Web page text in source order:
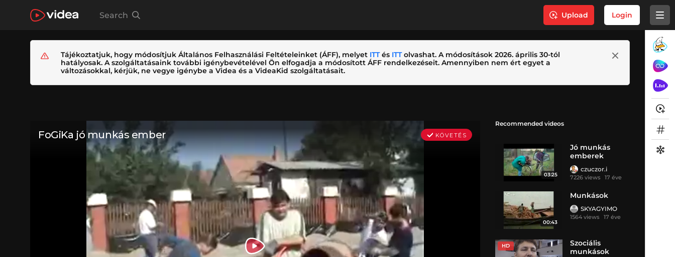
Search Upload Login
Tájékoztatjuk, hogy módosítjuk Általános Felhasználási Feltételeinket (ÁFF), melyet ITTés ITTolvashat. A módosítások 2026. április 30-tól
hatályosak. A szolgáltatásaink további igénybevételével Ön elfogadja a módosított ÁFF rendelkezéseit. Amennyiben nem ért egyet a
változásokkal, kérjük, ne vegye igénybe a Videa és a VideaKid szolgáltatásait.
Recommended videos
03:25
Jó munkás
emberek
czuczor.i
7226 views 17 éve
00:43
Munkások
SKYAGYIMO
1564 views 17 éve
HD
Szociális
munkások